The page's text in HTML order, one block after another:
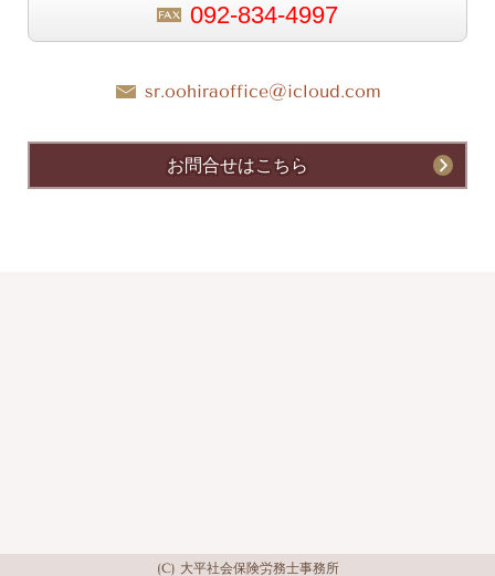
092-834-4997
sr.oohiraoffice@icloud.com
お問合せはこちら
(C) 大平社会保険労務士事務所